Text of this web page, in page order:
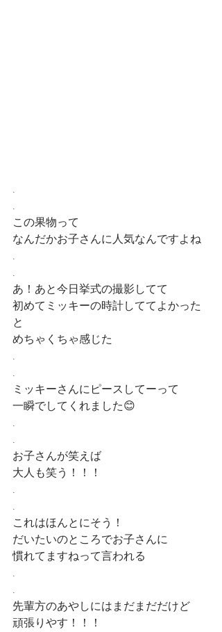
.
.
この果物って
なんだかお子さんに人気なんですよね
.
.
あ！あと今日挙式の撮影してて
初めてミッキーの時計しててよかった
と
めちゃくちゃ感じた
.
.
ミッキーさんにピースしてーって
一瞬でしてくれました😊
.
.
お子さんが笑えば
大人も笑う！！！
.
.
これはほんとにそう！
だいたいのところでお子さんに
慣れてますねって言われる
.
.
先輩方のあやしにはまだまだだけど
頑張りやす！！！